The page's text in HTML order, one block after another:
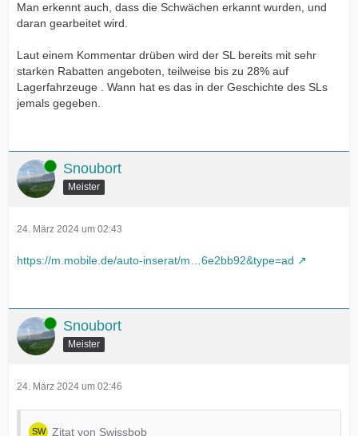
Man erkennt auch, dass die Schwächen erkannt wurden, und
daran gearbeitet wird.
Laut einem Kommentar drüben wird der SL bereits mit sehr
starken Rabatten angeboten, teilweise bis zu 28% auf
Lagerfahrzeuge . Wann hat es das in der Geschichte des SLs
jemals gegeben.
Online Snoubort
Meister
24. März 2024 um 02:43
https://m.mobile.de/auto-inserat/m…6e2bb92&type=ad
Online Snoubort
Meister
24. März 2024 um 02:46
Zitat von Swissbob